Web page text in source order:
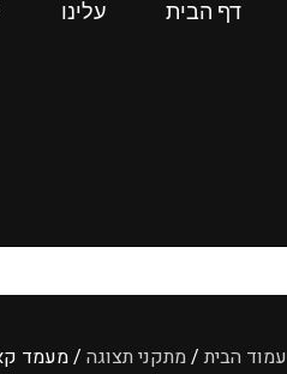
דף הבית עלינו
עמוד הבית /מתקני תצוגה / מעמד